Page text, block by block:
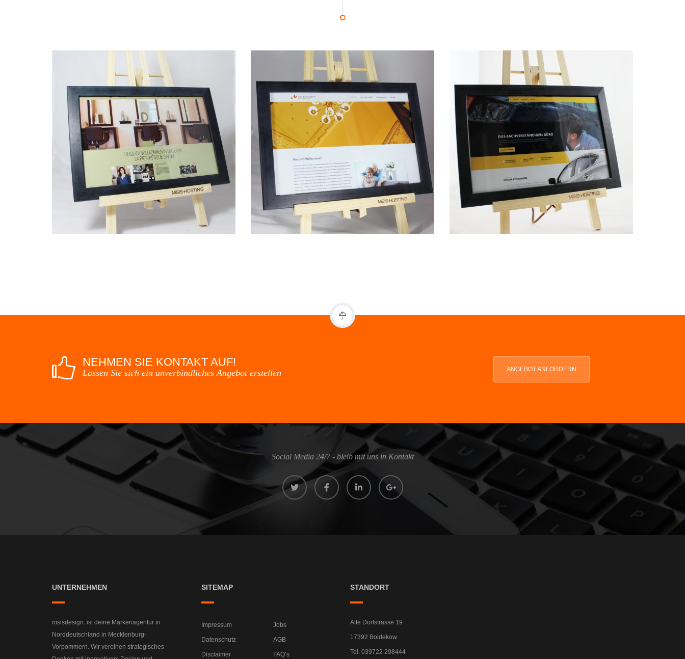
NEHMEN SIE KONTAKT AUF!
Lassen Sie sich ein unverbindliches Angebot erstellen ANGEBOT ANFORDERN
Social Media 24/7 - bleib mit uns in Kontakt
UNTERNEHMEN
msisdesign. ist deine Markenagentur in
Norddeutschland in Mecklenburg-
Vorpommern. Wir vereinen strategisches
SITEMAP
Impressum
Datenschutz
Disclaimer
Jobs
AGB
FAQ’s
STANDORT
Alte Dorfstrasse 19
17392 Boldekow
Tel. 039722 298444